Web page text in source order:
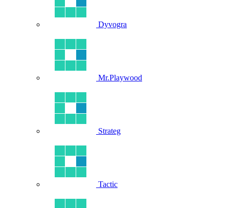
Dyvogra
Mr.Playwood
Strateg
Tactic